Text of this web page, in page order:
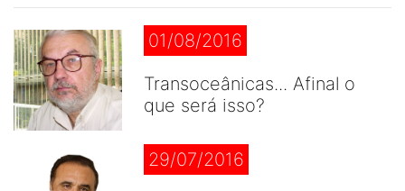
01/08/2016
Transoceânicas... Afinal o
que será isso?
29/07/2016